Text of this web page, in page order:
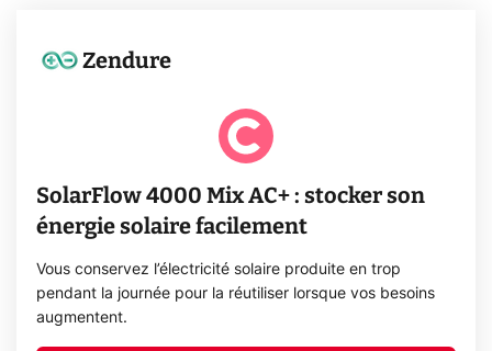
Zendure
SolarFlow 4000 Mix AC+ : stocker son
énergie solaire facilement
Vous conservez l’électricité solaire produite en trop
pendant la journée pour la réutiliser lorsque vos besoins
augmentent.